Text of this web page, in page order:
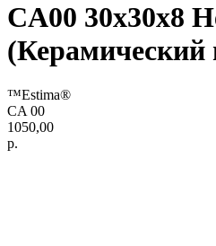
CA00 30x30x8
(Керамический
™Estima®
CA 00
1050,00
р.